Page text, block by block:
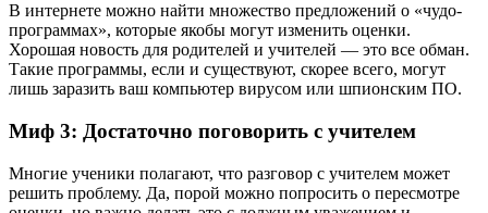
В интернете можно найти множество предложений о «чудо-
программах», которые якобы могут изменить оценки.
Хорошая новость для родителей и учителей — это все обман.
Такие программы, если и существуют, скорее всего, могут
лишь заразить ваш компьютер вирусом или шпионским ПО.
Миф 3: Достаточно поговорить с учителем
Многие ученики полагают, что разговор с учителем может
решить проблему. Да, порой можно попросить о пересмотре